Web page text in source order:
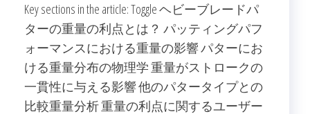
Key sections in the article: Toggle ヘビーブレードパ
ターの重量の利点とは？ パッティングパフ
ォーマンスにおける重量の影響 パターにお
ける重量分布の物理学 重量がストロークの
一貫性に与える影響 他のパタータイプとの
比較重量分析 重量の利点に関するユーザー